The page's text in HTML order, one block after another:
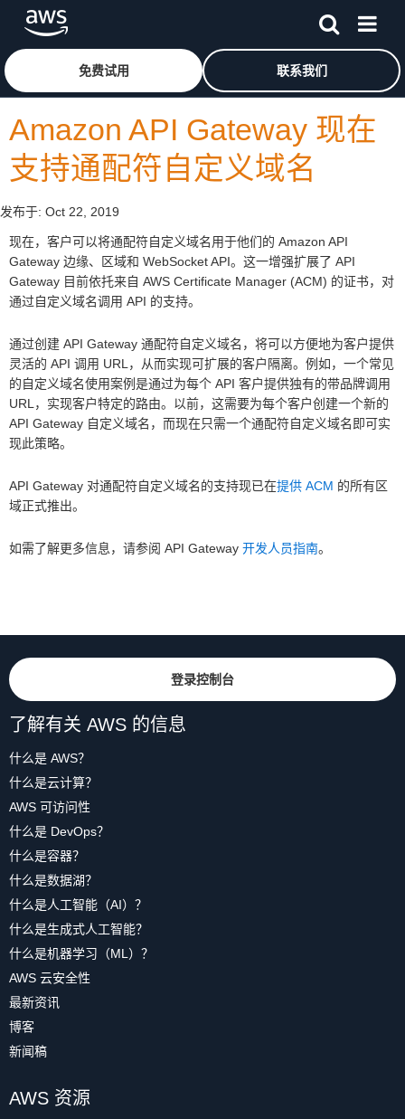
跳至主要内容
免费试用 联系我们
Amazon API Gateway 现在
支持通配符自定义域名
发布于: Oct 22, 2019
现在，客户可以将通配符自定义域名用于他们的 Amazon API
Gateway 边缘、区域和 WebSocket API。这一增强扩展了 API
Gateway 目前依托来自 AWS Certificate Manager (ACM) 的证书，对
通过自定义域名调用 API 的支持。
通过创建 API Gateway 通配符自定义域名，将可以方便地为客户提供
灵活的 API 调用 URL，从而实现可扩展的客户隔离。例如，一个常见
的自定义域名使用案例是通过为每个 API 客户提供独有的带品牌调用
URL，实现客户特定的路由。以前，这需要为每个客户创建一个新的
API Gateway 自定义域名，而现在只需一个通配符自定义域名即可实
现此策略。
API Gateway 对通配符自定义域名的支持现已在提供 ACM 的所有区
域正式推出。
如需了解更多信息，请参阅 API Gateway 开发人员指南。
登录控制台
了解有关 AWS 的信息
什么是 AWS？
什么是云计算？
AWS 可访问性
什么是 DevOps？
什么是容器？
什么是数据湖？
什么是人工智能（AI）？
什么是生成式人工智能？
什么是机器学习（ML）？
AWS 云安全性
最新资讯
博客
新闻稿
AWS 资源